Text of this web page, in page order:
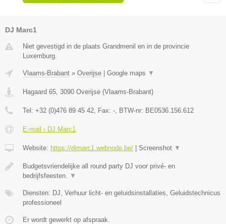
DJ Marc1
Niet gevestigd in de plaats Grandmenil en in de provincie
Luxemburg.
Vlaams-Brabant » Overijse | Google maps ▼
Hagaard 65 3090 Overijse (Vlaams-Brabant)
Tel: +32 (0)476 89 45 42 , Fax: - , BTW-nr: BE0536.156.612
E-mail › DJ Marc1
Website: https://djmarc1.webnode.be/ | Screenshot ▼
Budgetsvriendelijke all round party DJ voor privé- en
bedrijfsfeesten.
▼
Diensten: DJ, Verhuur licht- en geluidsinstallaties, Geluidstechnicus
professioneel
Er wordt gewerkt op afspraak.